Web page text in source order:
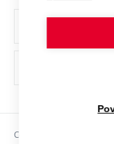
Ochrana osobních
Sociální bezpečí
Copyright © 2026 VUT